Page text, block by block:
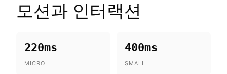
모션과 인터랙션
220ms
MICRO
400ms
SMALL